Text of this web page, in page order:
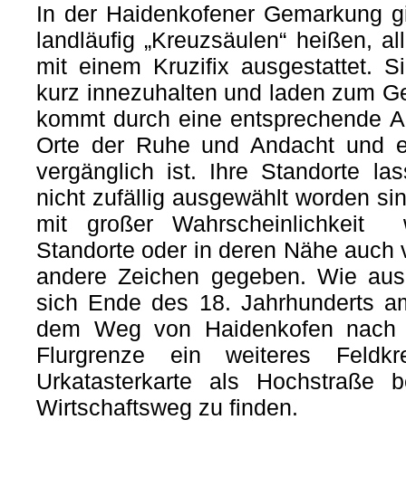
In der Haidenkofener Gemarkung
landläufig „Kreuzsäulen“ heißen,
mit einem Kruzifix ausgestattet.
kurz innezuhalten und laden zum
kommt durch eine entsprechende
Orte der Ruhe und Andacht und
vergänglich ist. Ihre Standorte
nicht zufällig ausgewählt worden
mit großer Wahrscheinlichkeit
Standorte oder in deren Nähe
andere Zeichen gegeben. Wie
sich Ende des 18. Jahrhunderts
dem Weg von Haidenkofen
Flurgrenze ein weiteres
Urkatasterkarte als Hochstraße
Wirtschaftsweg zu finden.